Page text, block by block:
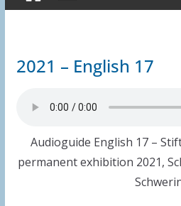
2021 – English 17
Audioguide English 17 –
permanent exhibition 2021,